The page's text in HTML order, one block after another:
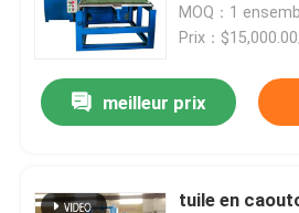
presse de
MOQ：1
Prix：
meilleur prix
tuile en